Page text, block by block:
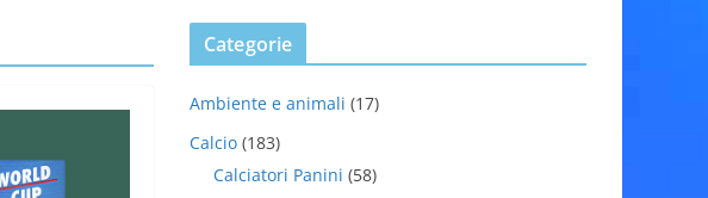
Categorie
Ambiente e animali (17)
Calcio (183)
Calciatori Panini (58)